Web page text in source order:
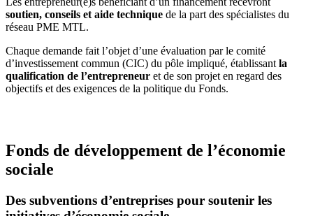
soutien, conseils et aide technique de la part des spécialistes du
réseau PME MTL.
Chaque demande fait l’objet d’une évaluation par le comité
d’investissement commun (CIC) du pôle impliqué, établissant la
qualification de l’entrepreneur et de son projet en regard des
objectifs et des exigences de la politique du Fonds.
Fonds de développement de l’économie
sociale
Des subventions d’entreprises pour soutenir les